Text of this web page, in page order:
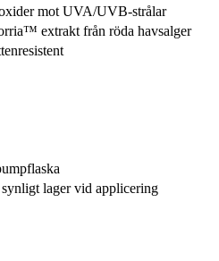
mot UVA/UVB-strålar
extrakt från röda havsalger
lager vid applicering